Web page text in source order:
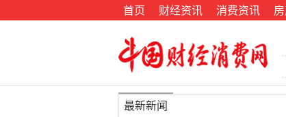
首页 财经资讯 消费资讯
最新新闻